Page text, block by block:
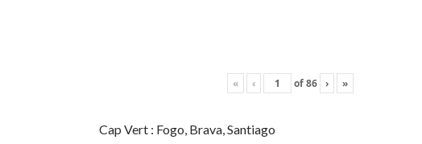
« ‹ of86 › »
Cap Vert : Fogo, Brava, Santiago